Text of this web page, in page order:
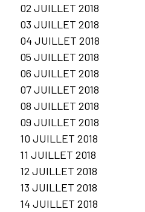
02 JUILLET 2018
03 JUILLET 2018
04 JUILLET 2018
05 JUILLET 2018
06 JUILLET 2018
07 JUILLET 2018
08 JUILLET 2018
09 JUILLET 2018
10 JUILLET 2018
11 JUILLET 2018
12 JUILLET 2018
13 JUILLET 2018
14 JUILLET 2018